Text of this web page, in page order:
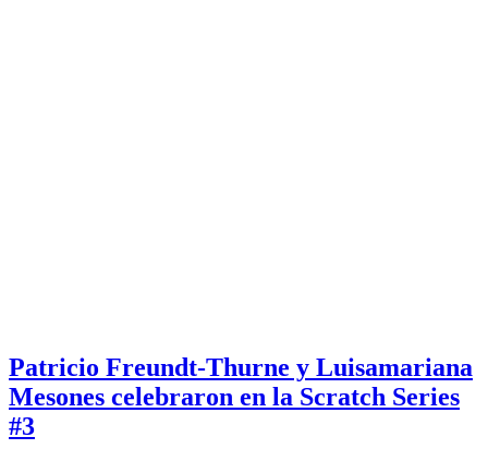
Patricio Freundt-Thurne y Luisamariana
Mesones celebraron en la Scratch Series
#3